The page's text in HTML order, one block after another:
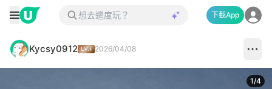
下載App
Kycsy0912 2026/04/08
1/4